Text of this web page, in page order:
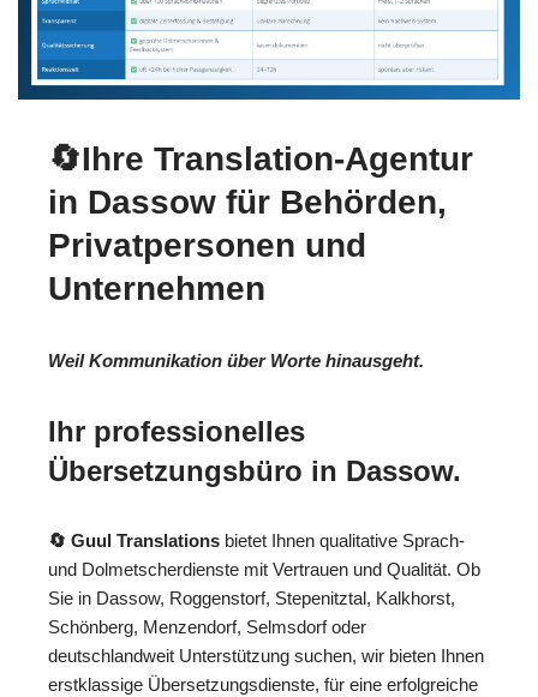
🔄Ihre Translation-Agentur
in Dassow für Behörden,
Privatpersonen und
Unternehmen
Weil Kommunikation über Worte hinausgeht.
Ihr professionelles
Übersetzungsbüro in Dassow.
🔄 Guul Translations bietet Ihnen qualitative Sprach-
und Dolmetscherdienste mit Vertrauen und Qualität. Ob
Sie in Dassow, Roggenstorf, Stepenitztal, Kalkhorst,
Schönberg, Menzendorf, Selmsdorf oder
deutschlandweit Unterstützung suchen, wir bieten Ihnen
erstklassige Übersetzungsdienste, für eine erfolgreiche